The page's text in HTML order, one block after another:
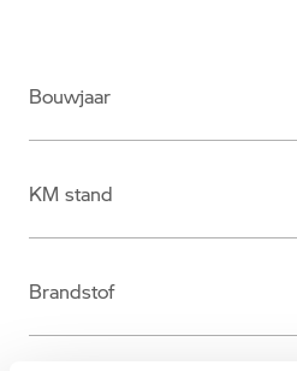
Bouwjaar
KM stand
Brandstof